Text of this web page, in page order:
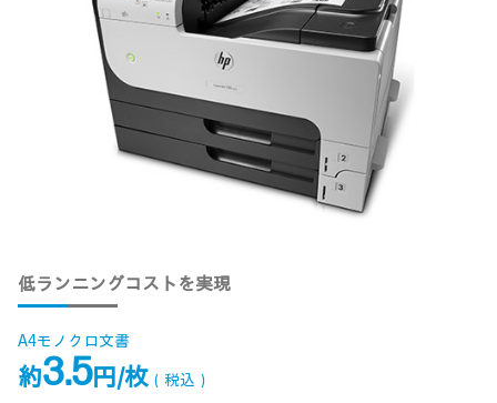
低ランニングコストを実現
A4モノクロ文書
約3.5円/枚 （税込）